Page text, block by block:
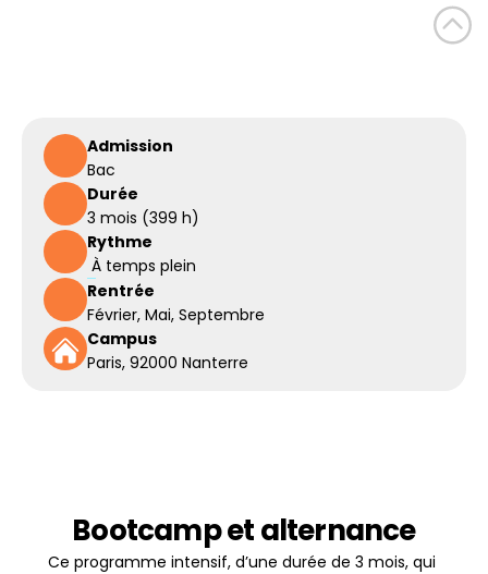
Admission
Bac
Durée
3 mois (399 h)
Rythme
À temps plein
Rentrée
Février, Mai, Septembre
Campus
Paris, 92000 Nanterre
Bootcamp et alternance
Ce programme intensif, d’une durée de 3 mois, qui